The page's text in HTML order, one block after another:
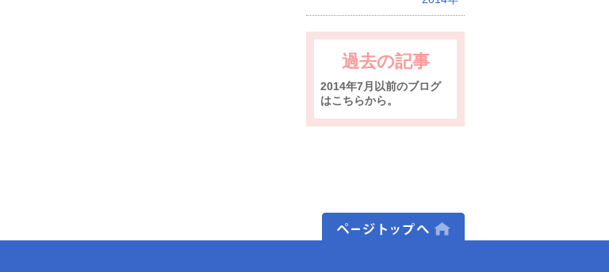
過去の記事
2014年7月以前のブログ
はこちらから。